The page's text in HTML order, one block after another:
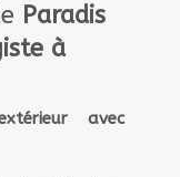
Paradis
à
avec